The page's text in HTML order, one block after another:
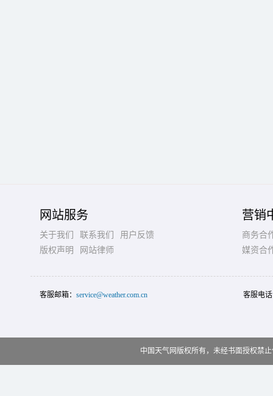
网站服务
关于我们 联系我们
用户反馈
版权声明
网站律师
营销
商务合
媒资合
客服邮箱： service@weather.com.cn 客服电
中国天气网版权所有，未经书面授权